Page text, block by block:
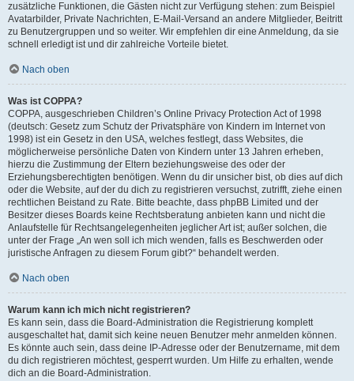
zusätzliche Funktionen, die Gästen nicht zur Verfügung stehen: zum Beispiel
Avatarbilder, Private Nachrichten, E-Mail-Versand an andere Mitglieder, Beitritt
zu Benutzergruppen und so weiter. Wir empfehlen dir eine Anmeldung, da sie
schnell erledigt ist und dir zahlreiche Vorteile bietet.
Nach oben
Was ist COPPA?
COPPA, ausgeschrieben Children’s Online Privacy Protection Act of 1998
(deutsch: Gesetz zum Schutz der Privatsphäre von Kindern im Internet von
1998) ist ein Gesetz in den USA, welches festlegt, dass Websites, die
möglicherweise persönliche Daten von Kindern unter 13 Jahren erheben,
hierzu die Zustimmung der Eltern beziehungsweise des oder der
Erziehungsberechtigten benötigen. Wenn du dir unsicher bist, ob dies auf dich
oder die Website, auf der du dich zu registrieren versuchst, zutrifft, ziehe einen
rechtlichen Beistand zu Rate. Bitte beachte, dass phpBB Limited und der
Besitzer dieses Boards keine Rechtsberatung anbieten kann und nicht die
Anlaufstelle für Rechtsangelegenheiten jeglicher Art ist; außer solchen, die
unter der Frage „An wen soll ich mich wenden, falls es Beschwerden oder
juristische Anfragen zu diesem Forum gibt?“ behandelt werden.
Nach oben
Warum kann ich mich nicht registrieren?
Es kann sein, dass die Board-Administration die Registrierung komplett
ausgeschaltet hat, damit sich keine neuen Benutzer mehr anmelden können.
Es könnte auch sein, dass deine IP-Adresse oder der Benutzername, mit dem
du dich registrieren möchtest, gesperrt wurden. Um Hilfe zu erhalten, wende
dich an die Board-Administration.